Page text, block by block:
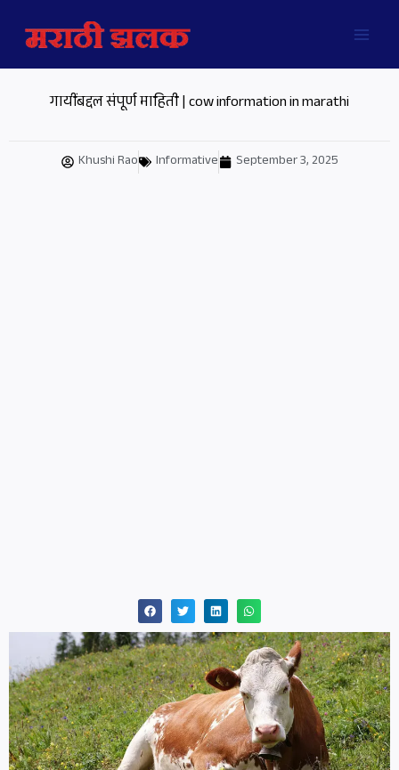
content
गायींबद्दल संपूर्ण माहिती | cow information in marathi
Khushi Rao Informative September 3, 2025